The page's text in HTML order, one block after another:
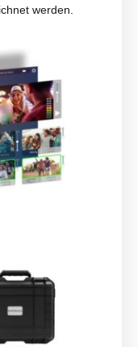
werden.